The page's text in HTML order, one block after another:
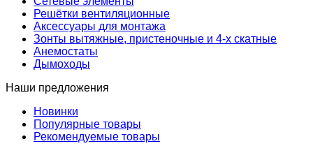
Решётки вентиляционные
Аксессуары для монтажа
Зонты вытяжные, пристеночные и 4-х скатные
Анемостаты
Дымоходы
Наши предложения
Новинки
Популярные товары
Рекомендуемые товары